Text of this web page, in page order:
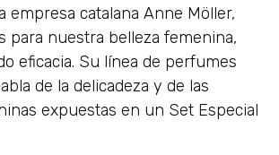
empresa catalana Anne Möller,
para nuestra belleza femenina,
eficacia. Su línea de perfumes
de la delicadeza y de las
expuestas en un Set Especial